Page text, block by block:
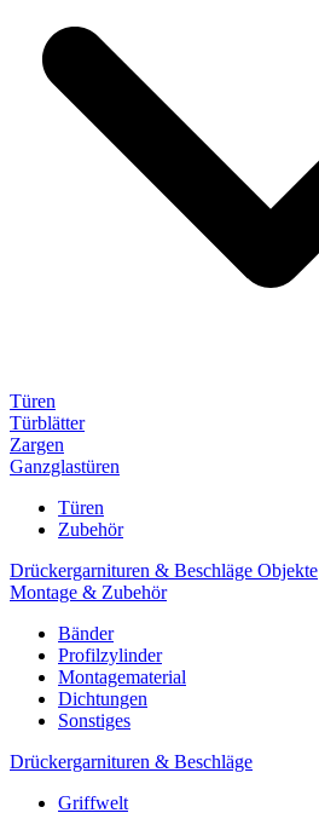
Türen
Türblätter
Zargen
Ganzglastüren
Türen
Zubehör
Drückergarnituren & Beschläge Objekte
Montage & Zubehör
Bänder
Profilzylinder
Montagematerial
Dichtungen
Sonstiges
Drückergarnituren & Beschläge
Griffwelt